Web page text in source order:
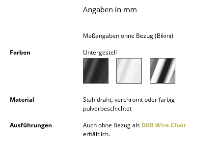
Hängeleuchten & Deckenleuchten
Tischleuchten
Schreibtischleuchten
Stehleuchten & Leseleuchten
Angaben in mm
Maßangaben ohne Bezug (Bikini)
Farben Untergestell
Material
Stahldraht, verchromt oder farbig
pulverbeschichtet
Ausführungen
Auch ohne Bezug als DKR Wire Chair
erhältlich.